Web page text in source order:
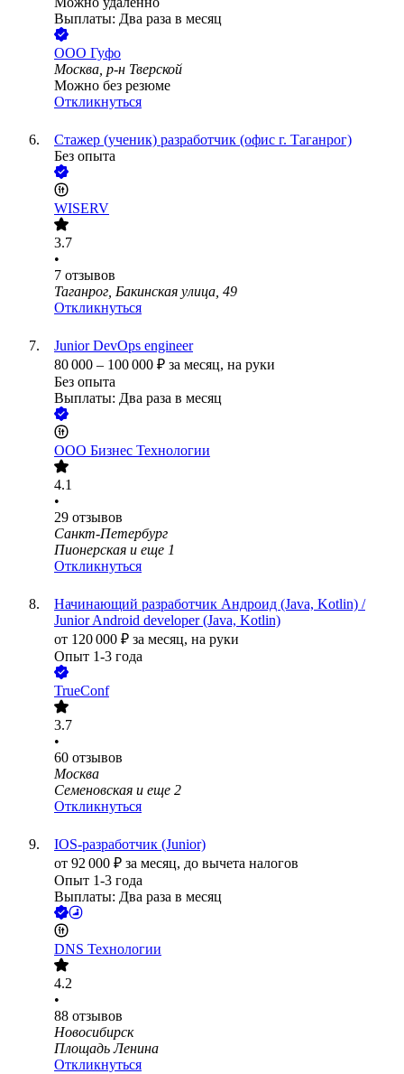
Выплаты: Два раза в месяц
ООО Гуфо
Москва, р-н Тверской
Можно без резюме
Откликнуться
Стажер (ученик) разработчик (офис г. Таганрог)
Без опыта
WISERV
3.7
•
7 отзывов
Таганрог, Бакинская улица, 49
Откликнуться
Junior DevOps engineer
80 000 – 100 000 ₽ за месяц, на руки
Без опыта
Выплаты: Два раза в месяц
ООО Бизнес Технологии
4.1
•
29 отзывов
Санкт-Петербург
Пионерская и еще 1
Откликнуться
Начинающий разработчик Андроид (Java, Kotlin) /
Junior Android developer (Java, Kotlin)
от 120 000 ₽ за месяц, на руки
Опыт 1-3 года
TrueConf
3.7
•
60 отзывов
Москва
Семеновская и еще 2
Откликнуться
IOS-разработчик (Junior)
от 92 000 ₽ за месяц, до вычета налогов
Опыт 1-3 года
Выплаты: Два раза в месяц
DNS Технологии
4.2
•
88 отзывов
Новосибирск
Площадь Ленина
Откликнуться